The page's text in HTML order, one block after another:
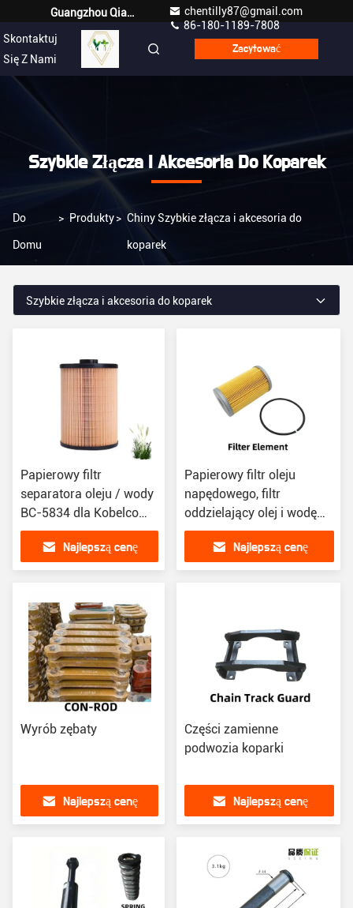
Guangzhou Qianyuan Construction Machinery Co,.LTD
chentilly87@gmail.com
86-180-1189-7808
Skontaktuj
Się Z Nami
Polish Zacytować
Szybkie Złącza I Akcesoria Do Koparek
Do
Domu
> Produkty> Chiny Szybkie złącza i akcesoria do
koparek
Szybkie złącza i akcesoria do koparek
Papierowy filtr
separatora oleju / wody
BC-5834 dla Kobelco
SK210LC-10
Najlepszą cenę
Papierowy filtr oleju
napędowego, filtr
oddzielający olej i wodę
JC-7015 dla Komatsu
PC30R-7Najlepszą cenę
Wyrób zębaty
Najlepszą cenę
Części zamienne
podwozia koparki
Najlepszą cenę